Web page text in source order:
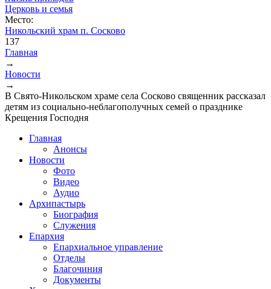
Церковь и семья
Место:
Никольский храм п. Сосково
137
Вы здесь
Главная
→
Новости
→
В Свято-Никольском храме села Сосково священник рассказал
детям из социально-неблагополучных семей о празднике
Крещения Господня
Главная
Анонсы
Новости
Фото
Видео
Аудио
Архипастырь
Биография
Служения
Епархия
Епархиальное управление
Отделы
Благочиния
Документы